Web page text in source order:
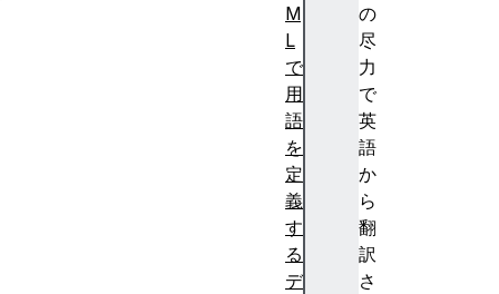
の
尽
力
で
英
語
か
ら
翻
訳
さ
M
L
で
用
語
を
定
義
す
る
デ